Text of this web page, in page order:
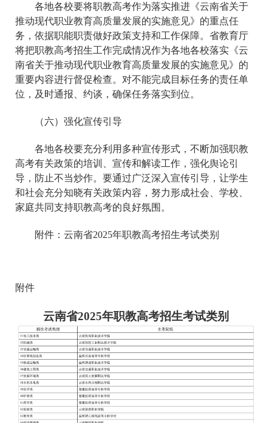
各地各校要将职教高考作为落实推进《云南省关于
推动现代职业教育高质量发展的实施意见》的重点任
务，依据职能职责做好政策支持和工作保障。省教育厅
将把职教高考招生工作完成情况作为各地各校落实《云
南省关于推动现代职业教育高质量发展的实施意见》的
重要内容进行督促检查。对不能完成目标任务的责任单
位，及时通报、约谈，确保任务落实到位。
（六）强化宣传引导
各地各校要充分利用多种宣传形式，不断加强职教
高考有关政策的培训、宣传和解读工作，强化舆论引
导，防止不当炒作。要通过广泛深入宣传引导，让学生
和社会充分知晓有关政策内容，努力形成社会、学校、
家庭共同支持职教高考的良好氛围。
附件：云南省2025年职教高考招生考试类别
附件
云南省2025年职教高考招生考试类别